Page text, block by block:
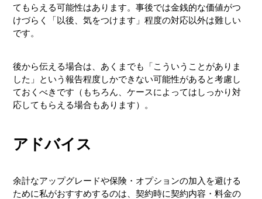
てもらえる可能性はあります。事後では金銭的な価値がつ
けづらく「以後、気をつけます」程度の対応以外は難しい
です。
後から伝える場合は、あくまでも「こういうことがありま
した」という報告程度しかできない可能性があると考慮し
ておくべきです（もちろん、ケースによってはしっかり対
応してもらえる場合もあります）。
アドバイス
余計なアップグレードや保険・オプションの加入を避ける
ために私がおすすめするのは、契約時に契約内容・料金の